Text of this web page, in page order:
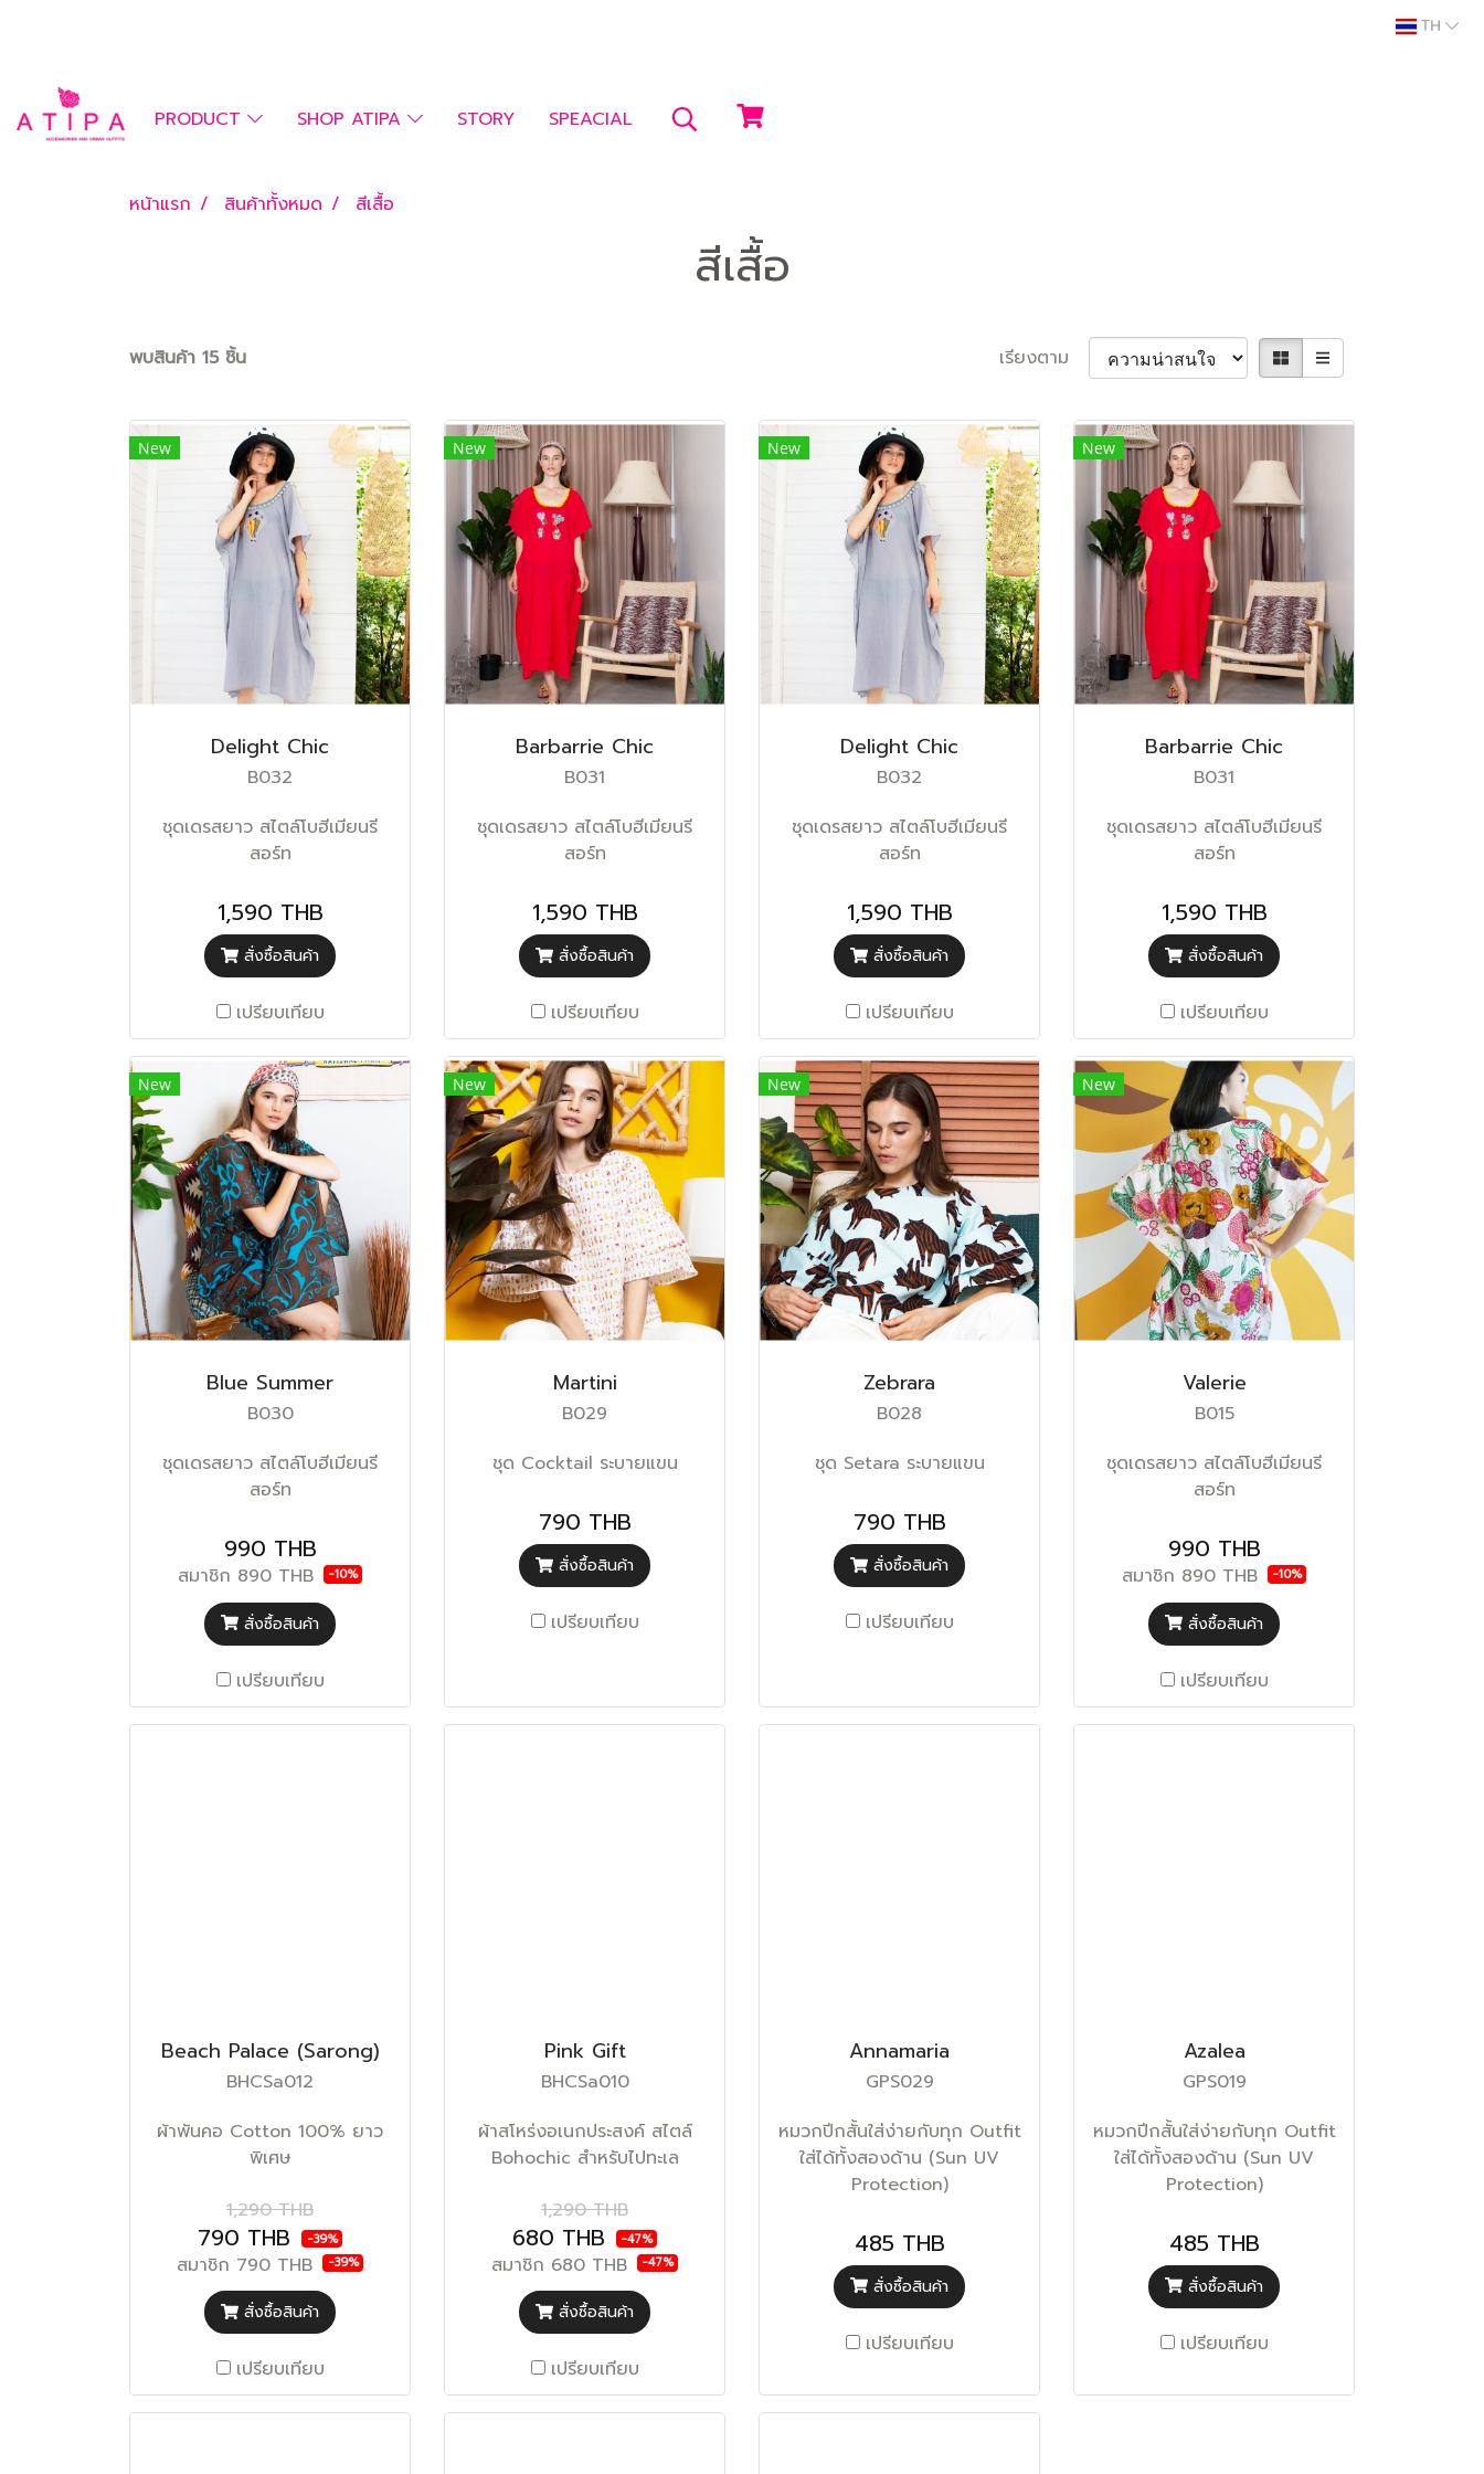
TH
PRODUCT SHOP ATIPA STORY SPEACIAL
หน้าแรก สินค้าทั้งหมด สีเสื้อ
สีเสื้อ
พบสินค้า 15 ชิ้น เรียงตาม
New
Delight Chic
B032
ชุดเดรสยาว สไตล์โบฮีเมียนรี
สอร์ท
1,590 THB
สั่งซื้อสินค้า
เปรียบเทียบ
New
Barbarrie Chic
B031
ชุดเดรสยาว สไตล์โบฮีเมียนรี
สอร์ท
1,590 THB
สั่งซื้อสินค้า
เปรียบเทียบ
New
Delight Chic
B032
ชุดเดรสยาว สไตล์โบฮีเมียนรี
สอร์ท
1,590 THB
สั่งซื้อสินค้า
เปรียบเทียบ
New
Barbarrie Chic
B031
ชุดเดรสยาว สไตล์โบฮีเมียนรี
สอร์ท
1,590 THB
สั่งซื้อสินค้า
เปรียบเทียบ
New
Blue Summer
B030
ชุดเดรสยาว สไตล์โบฮีเมียนรี
สอร์ท
990 THB
สมาชิก 890 THB -10%
สั่งซื้อสินค้า
เปรียบเทียบ
New
Martini
B029
ชุด Cocktail ระบายแขน
790 THB
สั่งซื้อสินค้า
เปรียบเทียบ
New
Zebrara
B028
ชุด Setara ระบายแขน
790 THB
สั่งซื้อสินค้า
เปรียบเทียบ
New
Valerie
B015
ชุดเดรสยาว สไตล์โบฮีเมียนรี
สอร์ท
990 THB
สมาชิก 890 THB -10%
สั่งซื้อสินค้า
เปรียบเทียบ
Beach Palace (Sarong)
BHCSa012
ผ้าพันคอ Cotton 100% ยาว
พิเศษ
1,290 THB
790 THB -39%
สมาชิก 790 THB -39%
สั่งซื้อสินค้า
เปรียบเทียบ
Pink Gift
BHCSa010
ผ้าสโหร่งอเนกประสงค์ สไตล์
Bohochic สำหรับไปทะเล
1,290 THB
680 THB -47%
สมาชิก 680 THB -47%
สั่งซื้อสินค้า
เปรียบเทียบ
Annamaria
GPS029
หมวกปีกสั้นใส่ง่ายกับทุก Outfit
ใส่ได้ทั้งสองด้าน (Sun UV
Protection)
485 THB
สั่งซื้อสินค้า
เปรียบเทียบ
Azalea
GPS019
หมวกปีกสั้นใส่ง่ายกับทุก Outfit
ใส่ได้ทั้งสองด้าน (Sun UV
Protection)
485 THB
สั่งซื้อสินค้า
เปรียบเทียบ